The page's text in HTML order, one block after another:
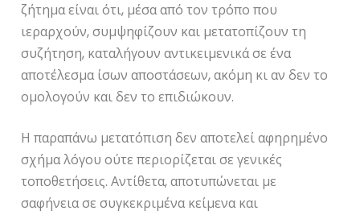
ζήτημα είναι ότι, μέσα από τον τρόπο που
ιεραρχούν, συμψηφίζουν και μετατοπίζουν τη
συζήτηση, καταλήγουν αντικειμενικά σε ένα
αποτέλεσμα ίσων αποστάσεων, ακόμη κι αν δεν το
ομολογούν και δεν το επιδιώκουν.
Η παραπάνω μετατόπιση δεν αποτελεί αφηρημένο
σχήμα λόγου ούτε περιορίζεται σε γενικές
τοποθετήσεις. Αντίθετα, αποτυπώνεται με
σαφήνεια σε συγκεκριμένα κείμενα και